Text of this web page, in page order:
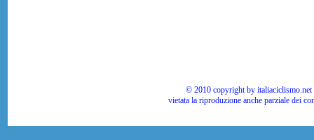
© 2010 copyright by
vietata la riproduzione anche parziale dei